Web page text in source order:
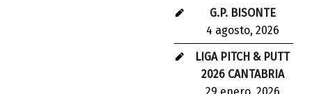
G.P. BISONTE
4 agosto, 2026
LIGA PITCH & PUTT
2026 CANTABRIA